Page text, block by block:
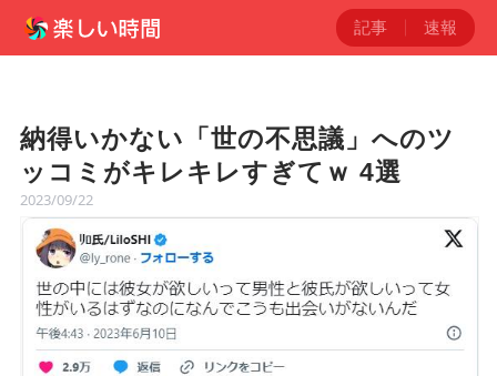
記事 速報
納得いかない「世の不思議」へのツ
ッコミがキレキレすぎてｗ 4選
2023/09/22